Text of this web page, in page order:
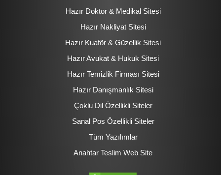
Hazır Doktor & Medikal Sitesi
Hazır Nakliyat Sitesi
Hazır Kuaför & Güzellik Sitesi
Hazır Avukat & Hukuk Sitesi
Hazır Temizlik Firması Sitesi
Hazır Danışmanlık Sitesi
Çoklu Dil Özellikli Siteler
Sanal Pos Özellikli Siteler
Tüm Yazılımlar
Anahtar Teslim Web Site